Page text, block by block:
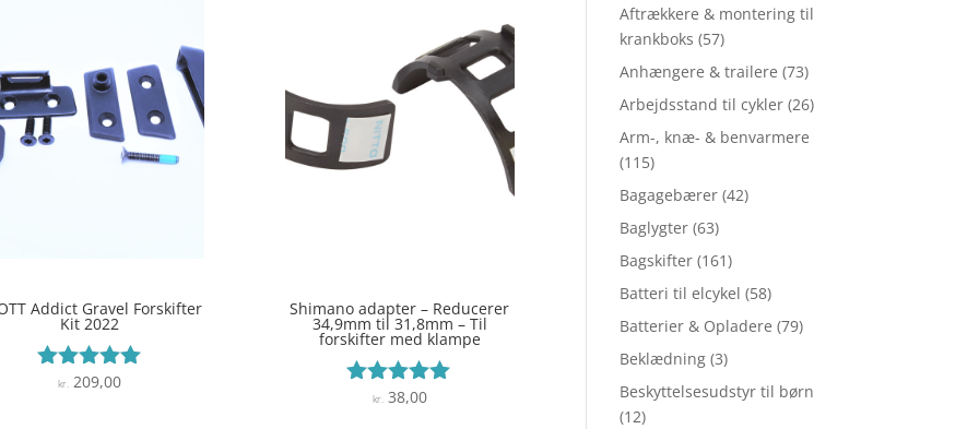
Addict Gravel Forskifter
Kit 2022
Vurderet
kr. 209,00
Shimano adapter – Reducerer
34,9mm til 31,8mm – Til
forskifter med klampe
Vurderet
kr.38,00
Aftrækkere & montering til
krankboks (57)
Anhængere & trailere (73)
Arbejdsstand til cykler (26)
Arm-, knæ- & benvarmere
(115)
Bagagebærer (42)
Baglygter (63)
Bagskifter (161)
Batteri til elcykel (58)
Batterier & Opladere (79)
Beklædning (3)
Beskyttelsesudstyr til børn
(12)